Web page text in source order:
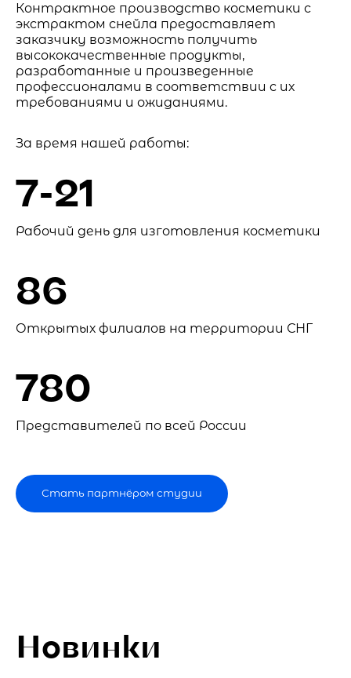
Контрактное производство косметики с
экстрактом снейла предоставляет
заказчику возможность получить
высококачественные продукты,
разработанные и произведенные
профессионалами в соответствии с их
требованиями и ожиданиями.
За время нашей работы:
7-21
Рабочий день для изготовления косметики
86
Открытых филиалов на территории СНГ
780
Представителей по всей России
Стать партнёром студии
Новинки